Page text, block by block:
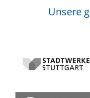
Unsere